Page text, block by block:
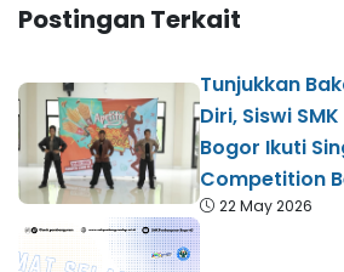
Postingan Terkait
Tunjukkan
Diri, Siswi
Bogor Ikuti
Competition
22 May 2026